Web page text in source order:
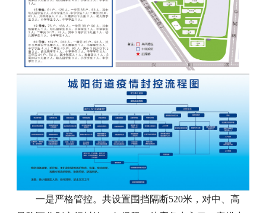
一是严格管控。共设置围挡隔断520米，对中、高